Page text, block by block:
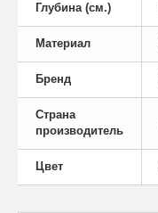
Глубина (см.)
Материал
Бренд
Страна
производитель
Цвет